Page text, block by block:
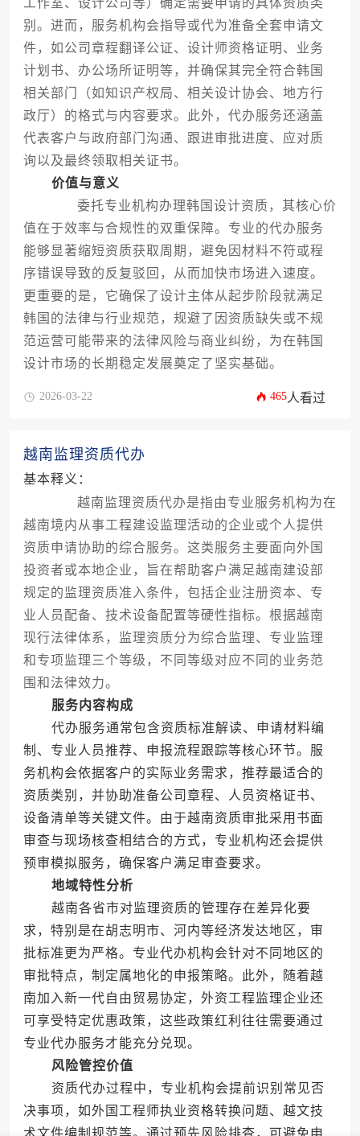
工作室、设计公司等）确定需要申请的具体资质类
别。进而，服务机构会指导或代为准备全套申请文
件，如公司章程翻译公证、设计师资格证明、业务
计划书、办公场所证明等，并确保其完全符合韩国
相关部门（如知识产权局、相关设计协会、地方行
政厅）的格式与内容要求。此外，代办服务还涵盖
代表客户与政府部门沟通、跟进审批进度、应对质
询以及最终领取相关证书。
价值与意义
委托专业机构办理韩国设计资质，其核心价
值在于效率与合规性的双重保障。专业的代办服务
能够显著缩短资质获取周期，避免因材料不符或程
序错误导致的反复驳回，从而加快市场进入速度。
更重要的是，它确保了设计主体从起步阶段就满足
韩国的法律与行业规范，规避了因资质缺失或不规
范运营可能带来的法律风险与商业纠纷，为在韩国
设计市场的长期稳定发展奠定了坚实基础。
2026-03-22 465人看过
越南监理资质代办
基本释义：
越南监理资质代办是指由专业服务机构为在
越南境内从事工程建设监理活动的企业或个人提供
资质申请协助的综合服务。这类服务主要面向外国
投资者或本地企业，旨在帮助客户满足越南建设部
规定的监理资质准入条件，包括企业注册资本、专
业人员配备、技术设备配置等硬性指标。根据越南
现行法律体系，监理资质分为综合监理、专业监理
和专项监理三个等级，不同等级对应不同的业务范
围和法律效力。
服务内容构成
代办服务通常包含资质标准解读、申请材料编
制、专业人员推荐、申报流程跟踪等核心环节。服
务机构会依据客户的实际业务需求，推荐最适合的
资质类别，并协助准备公司章程、人员资格证书、
设备清单等关键文件。由于越南资质审批采用书面
审查与现场核查相结合的方式，专业机构还会提供
预审模拟服务，确保客户满足审查要求。
地域特性分析
越南各省市对监理资质的管理存在差异化要
求，特别是在胡志明市、河内等经济发达地区，审
批标准更为严格。专业代办机构会针对不同地区的
审批特点，制定属地化的申报策略。此外，随着越
南加入新一代自由贸易协定，外资工程监理企业还
可享受特定优惠政策，这些政策红利往往需要通过
专业代办服务才能充分兑现。
风险管控价值
资质代办过程中，专业机构会提前识别常见否
决事项，如外国工程师执业资格转换问题、越文技
术文件编制规范等。通过预先风险排查，可避免申